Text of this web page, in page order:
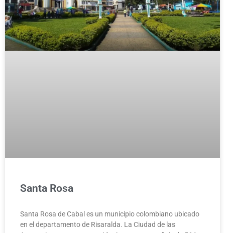
Santa Rosa
Santa Rosa de Cabal es un municipio colombiano ubicado
en el departamento de Risaralda. La Ciudad de las